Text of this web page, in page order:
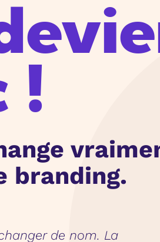
!
branding.
de nom. La